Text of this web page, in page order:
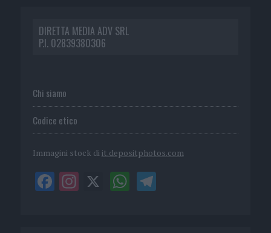
DIRETTA MEDIA ADV SRL
P.I. 02839380306
Chi siamo
Codice etico
Immagini stock di it.depositphotos.com